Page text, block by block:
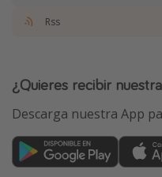
Rss
¿Quieres recibir
Descarga nuestra App